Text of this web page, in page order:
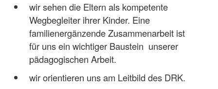
wir sehen die Eltern als kompetente
Wegbegleiter ihrer Kinder. Eine
familienergänzende Zusammenarbeit ist
für uns ein wichtiger Baustein unserer
pädagogischen Arbeit.
wir orientieren uns am Leitbild des DRK.